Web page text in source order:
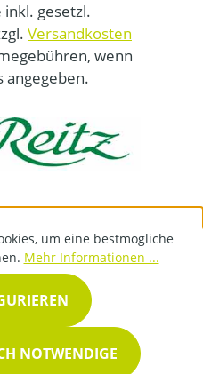
gesetzl.
Versandkosten
wenn
angegeben.
um eine bestmögliche
Mehr Informationen ...
NOTWENDIGE